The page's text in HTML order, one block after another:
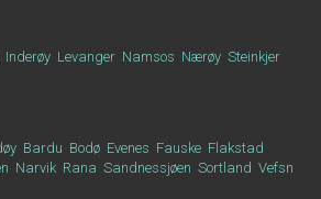
Inderøy Levanger Namsos Nærøy Steinkjer
Bardu Bodø Evenes Fauske Flakstad
Narvik Rana Sandnessjøen Sortland Vefsn